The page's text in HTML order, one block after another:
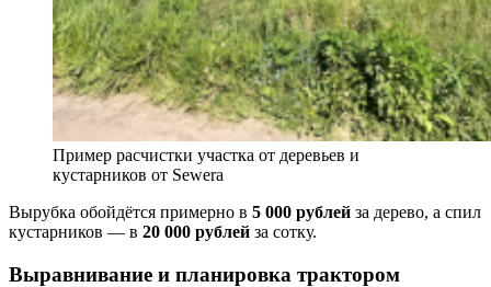
Пример расчистки участка от деревьев и
кустарников от Sewera
Вырубка обойдётся примерно в 5 000 рублей за дерево, а спил
кустарников — в 20 000 рублей за сотку.
Выравнивание и планировка трактором